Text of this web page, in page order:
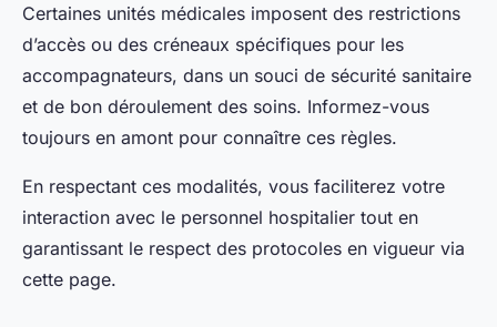
Certaines unités médicales imposent des restrictions
d’accès ou des créneaux spécifiques pour les
accompagnateurs, dans un souci de sécurité sanitaire
et de bon déroulement des soins. Informez-vous
toujours en amont pour connaître ces règles.
En respectant ces modalités, vous faciliterez votre
interaction avec le personnel hospitalier tout en
garantissant le respect des protocoles en vigueur via
cette page.